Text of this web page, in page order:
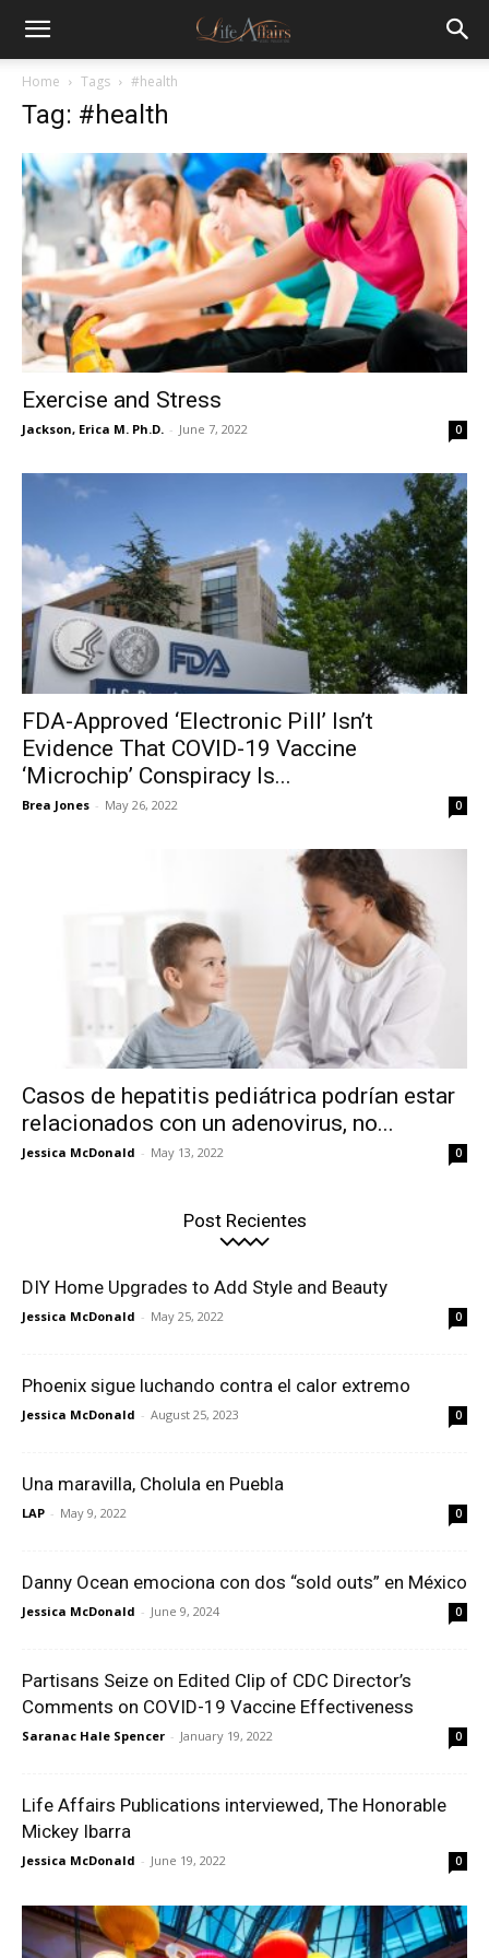
Home Tags #health
Tag: #health
Exercise and Stress
Jackson, Erica M. Ph.D. - June 7, 2022 0
FDA-Approved ‘Electronic Pill’ Isn’t
Evidence That COVID-19 Vaccine
‘Microchip’ Conspiracy Is...
Brea Jones - May 26, 2022 0
Casos de hepatitis pediátrica podrían estar
relacionados con un adenovirus, no...
Jessica McDonald - May 13, 2022 0
Post Recientes
DIY Home Upgrades to Add Style and Beauty
Jessica McDonald - May 25, 2022 0
Phoenix sigue luchando contra el calor extremo
Jessica McDonald - August 25, 2023 0
Una maravilla, Cholula en Puebla
LAP - May 9, 2022 0
Danny Ocean emociona con dos “sold outs” en México
Jessica McDonald - June 9, 2024 0
Partisans Seize on Edited Clip of CDC Director’s
Comments on COVID-19 Vaccine Effectiveness
Saranac Hale Spencer - January 19, 2022 0
Life Affairs Publications interviewed, The Honorable
Mickey Ibarra
Jessica McDonald - June 19, 2022 0